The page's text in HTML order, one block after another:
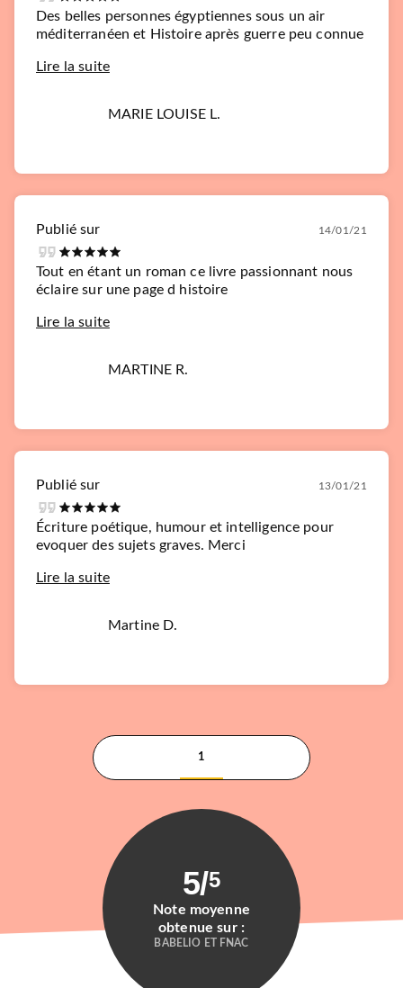
Des belles personnes égyptiennes sous un air
méditerranéen et Histoire après guerre peu connue
Lire la suite
MARIE LOUISE L.
Publié sur 14/01/21
Tout en étant un roman ce livre passionnant nous
éclaire sur une page d histoire
Lire la suite
MARTINE R.
Publié sur 13/01/21
Écriture poétique, humour et intelligence pour
evoquer des sujets graves. Merci
Lire la suite
Martine D.
1
5/5
Note moyenne
obtenue sur :
BABELIO ET FNAC